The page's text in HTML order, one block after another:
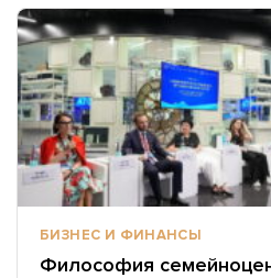
БИЗНЕС И ФИНАНСЫ
Философия